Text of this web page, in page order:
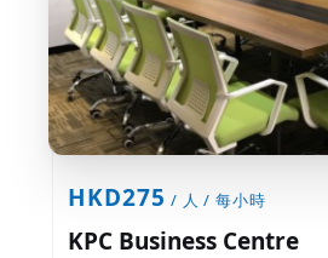
HKD275 / 人 / 每小時
KPC Business Centre